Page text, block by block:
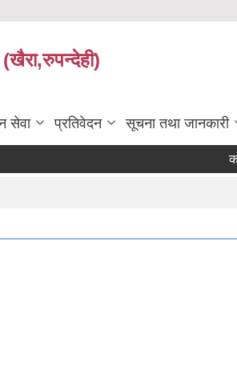
(खैरा,रुपन्देही)
सेवा प्रतिवेदन सूचना तथा जानकारी